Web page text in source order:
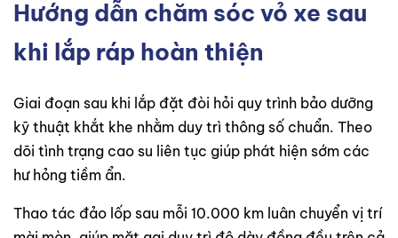
Hướng dẫn chăm sóc vỏ xe sau
khi lắp ráp hoàn thiện
Giai đoạn sau khi lắp đặt đòi hỏi quy trình bảo dưỡng
kỹ thuật khắt khe nhằm duy trì thông số chuẩn. Theo
dõi tình trạng cao su liên tục giúp phát hiện sớm các
hư hỏng tiềm ẩn.
Thao tác đảo lốp sau mỗi 10.000 km luân chuyển vị trí